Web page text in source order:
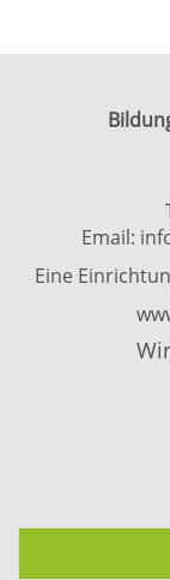
Email:
Eine